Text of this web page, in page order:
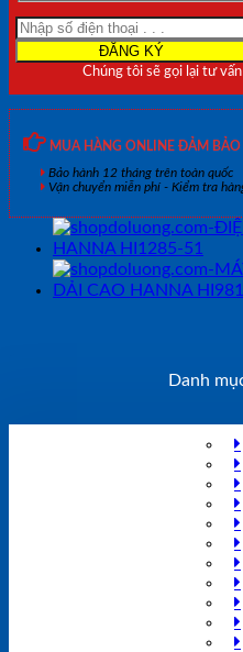
Chúng tôi sẽ gọi lại tư
MUA HÀNG ONLINE ĐẢM BẢO
Bảo hành 12 tháng trên toàn quốc
Vận chuyển miễn phí - Kiểm tra
Danh